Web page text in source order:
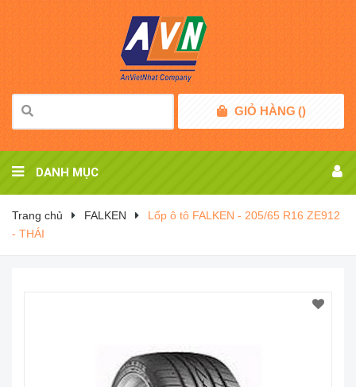
GIỎ HÀNG ()
DANH MỤC
Trang chủ FALKEN
Lốp ô tô FALKEN - 205/65 R16 ZE912
- THÁI